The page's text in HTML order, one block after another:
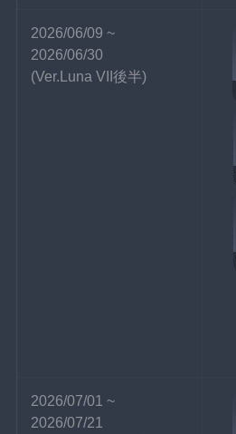
2026/06/09 ~
2026/06/30
(Ver.Luna VII後半)
2026/07/01 ~
2026/07/21